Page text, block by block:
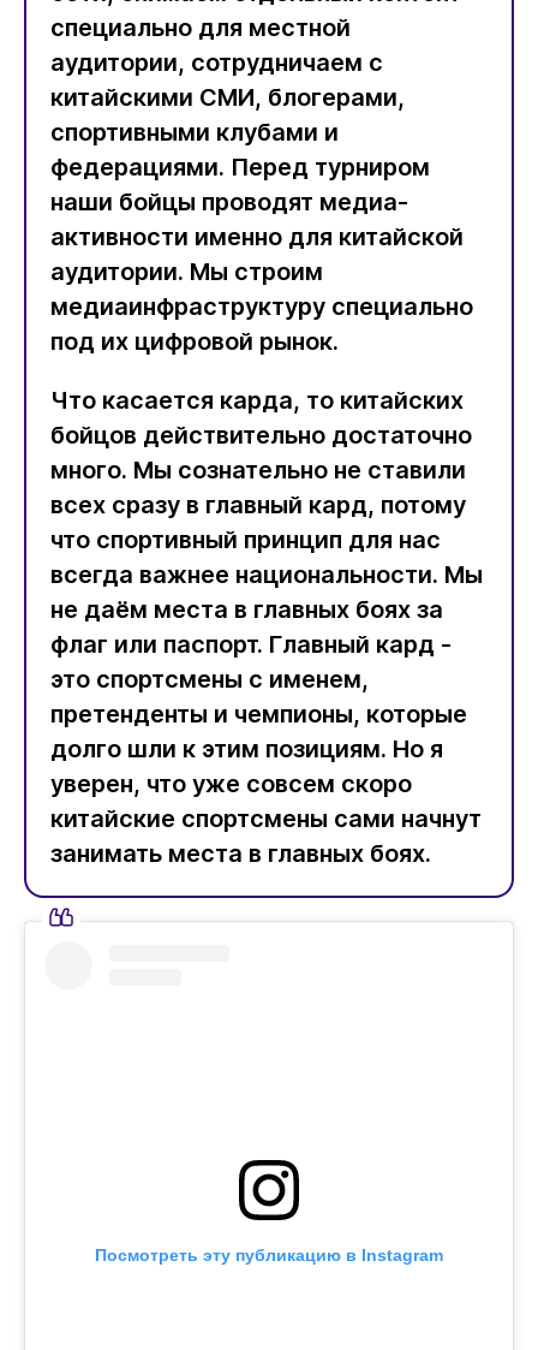
специально для местной
аудитории, сотрудничаем с
китайскими СМИ, блогерами,
спортивными клубами и
федерациями. Перед турниром
наши бойцы проводят медиа-
активности именно для китайской
аудитории. Мы строим
медиаинфраструктуру специально
под их цифровой рынок.
Что касается карда, то китайских
бойцов действительно достаточно
много. Мы сознательно не ставили
всех сразу в главный кард, потому
что спортивный принцип для нас
всегда важнее национальности. Мы
не даём места в главных боях за
флаг или паспорт. Главный кард -
это спортсмены с именем,
претенденты и чемпионы, которые
долго шли к этим позициям. Но я
уверен, что уже совсем скоро
китайские спортсмены сами начнут
занимать места в главных боях.
Посмотреть эту публикацию в Instagram